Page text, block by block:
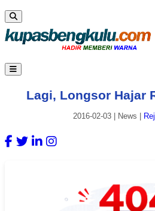
Lagi, Longsor Hajar
2016-02-03 News